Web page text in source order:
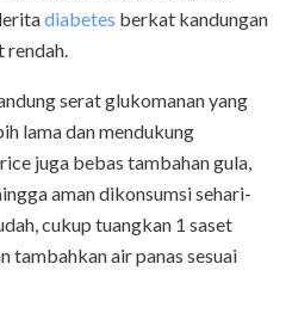
diabetes berkat kandungan
rendah.
serat glukomanan yang
lama dan mendukung
juga bebas tambahan gula,
aman dikonsumsi sehari-
cukup tuangkan 1 saset
tambahkan air panas sesuai